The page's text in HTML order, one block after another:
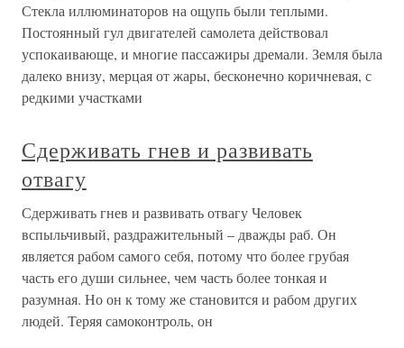
Стекла иллюминаторов на ощупь были теплыми.
Постоянный гул двигателей самолета действовал
успокаивающе, и многие пассажиры дремали. Земля была
далеко внизу, мерцая от жары, бесконечно коричневая, с
редкими участками
Сдерживать гнев и развивать
отвагу
Сдерживать гнев и развивать отвагу Человек
вспыльчивый, раздражительный – дважды раб. Он
является рабом самого себя, потому что более грубая
часть его души сильнее, чем часть более тонкая и
разумная. Но он к тому же становится и рабом других
людей. Теряя самоконтроль, он